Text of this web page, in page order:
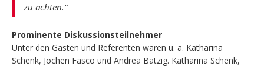
zu achten.“
Prominente Diskussionsteilnehmer
Unter den Gästen und Referenten waren u. a. Katharina
Schenk, Jochen Fasco und Andrea Bätzig. Katharina Schenk,